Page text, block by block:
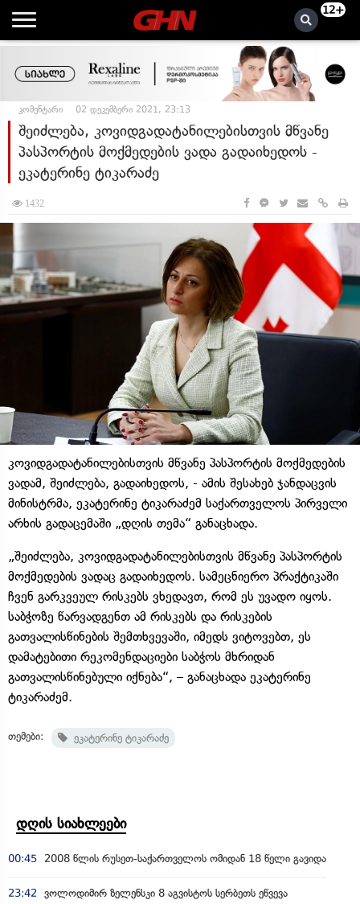
12+
კომენტარი 02 დეკემბერი 2021, 23:13
შეიძლება, კოვიდგადატანილებისთვის მწვანე
პასპორტის მოქმედების ვადა გადაიხედოს -
ეკატერინე ტიკარაძე
1432
კოვიდგადატანილებისთვის მწვანე პასპორტის მოქმედების
ვადამ, შეიძლება, გადაიხედოს, - ამის შესახებ ჯანდაცვის
მინისტრმა, ეკატერინე ტიკარაძემ საქართველოს პირველი
არხის გადაცემაში „დღის თემა“ განაცხადა.
„შეიძლება, კოვიდგადატანილებისთვის მწვანე პასპორტის
მოქმედების ვადაც გადაიხედოს. სამეცნიერო პრაქტიკაში
ჩვენ გარკვეულ რისკებს ვხედავთ, რომ ეს უვადო იყოს.
საბჭოზე წარვადგენთ ამ რისკებს და რისკების
გათვალისწინების შემთხვევაში, იმედს ვიტოვებთ, ეს
დამატებითი რეკომენდაციები საბჭოს მხრიდან
გათვალისწინებული იქნება“, – განაცხადა ეკატერინე
ტიკარაძემ.
თემები: ეკატერინე ტიკარაძე
დღის სიახლეები
00:45 2008 წლის რუსეთ-საქართველოს ომიდან 18 წელი გავიდა
23:42 ვოლოდიმირ ზელენსკი 8 აგვისტოს სერბეთს ეწვევა